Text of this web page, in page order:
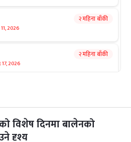
2026
२ महिना बाँकी
17, 2026
२ महिना बाँकी
2026
२ महिना बाँकी
विशेष दिनमा बालेनको
दृश्य